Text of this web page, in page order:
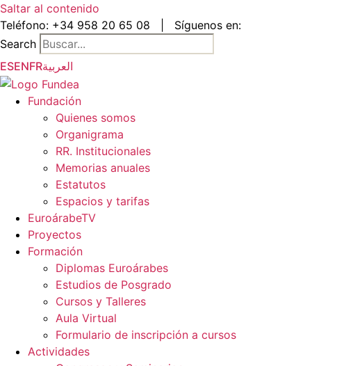
Saltar al contenido
Teléfono: +34 958 20 65 08
Síguenos en:
Search
ESENFRالعربية
Fundación
Quienes somos
Organigrama
RR. Institucionales
Memorias anuales
Estatutos
Espacios y tarifas
EuroárabeTV
Proyectos
Formación
Diplomas Euroárabes
Estudios de Posgrado
Cursos y Talleres
Aula Virtual
Formulario de inscripción a cursos
Actividades